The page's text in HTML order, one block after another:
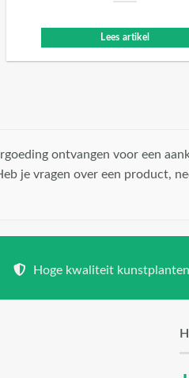
Lees artikel
ontvangen voor een
je vragen over een product,
Hoge kwaliteit kunstplanten